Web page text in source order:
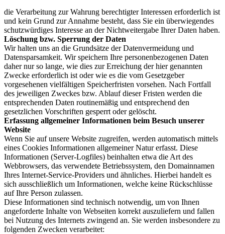
die Verarbeitung zur Wahrung berechtigter Interessen erforderlich ist
und kein Grund zur Annahme besteht, dass Sie ein überwiegendes
schutzwürdiges Interesse an der Nichtweitergabe Ihrer Daten haben.
Löschung bzw. Sperrung der Daten
Wir halten uns an die Grundsätze der Datenvermeidung und
Datensparsamkeit. Wir speichern Ihre personenbezogenen Daten
daher nur so lange, wie dies zur Erreichung der hier genannten
Zwecke erforderlich ist oder wie es die vom Gesetzgeber
vorgesehenen vielfältigen Speicherfristen vorsehen. Nach Fortfall
des jeweiligen Zweckes bzw. Ablauf dieser Fristen werden die
entsprechenden Daten routinemäßig und entsprechend den
gesetzlichen Vorschriften gesperrt oder gelöscht.
Erfassung allgemeiner Informationen beim Besuch unserer
Website
Wenn Sie auf unsere Website zugreifen, werden automatisch mittels
eines Cookies Informationen allgemeiner Natur erfasst. Diese
Informationen (Server-Logfiles) beinhalten etwa die Art des
Webbrowsers, das verwendete Betriebssystem, den Domainnamen
Ihres Internet-Service-Providers und ähnliches. Hierbei handelt es
sich ausschließlich um Informationen, welche keine Rückschlüsse
auf Ihre Person zulassen.
Diese Informationen sind technisch notwendig, um von Ihnen
angeforderte Inhalte von Webseiten korrekt auszuliefern und fallen
bei Nutzung des Internets zwingend an. Sie werden insbesondere zu
folgenden Zwecken verarbeitet: